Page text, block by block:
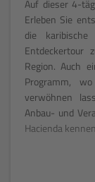
Auf dieser 4-
Erleben Sie
die
Entdeckertour
Region. Auch
Programm,
verwöhnen
Anbau- und
Hacienda